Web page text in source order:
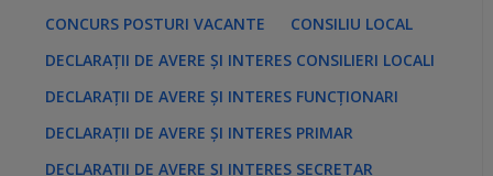
CONCURS POSTURI VACANTE
CONSILIU LOCAL
DECLARAȚII DE AVERE ȘI INTERES CONSILIERI LOCALI
DECLARAȚII DE AVERE ȘI INTERES FUNCȚIONARI
DECLARAȚII DE AVERE ȘI INTERES PRIMAR
DECLARAȚII DE AVERE ȘI INTERES SECRETAR